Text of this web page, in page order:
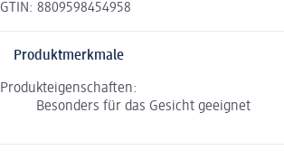
GTIN: 8809598454958
Produktmerkmale
Produkteigenschaften:
Besonders für das Gesicht geeignet